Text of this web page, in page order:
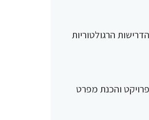
הרגולטוריות
והכנת מפרט